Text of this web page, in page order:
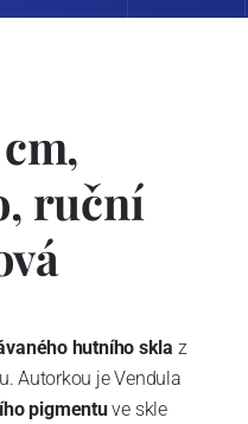
ruční
hutního skla z
Autorkou je Vendula
pigmentuve skle